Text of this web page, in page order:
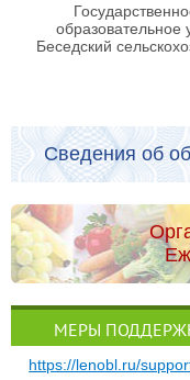
образовательное
Беседский
Сведения об
МЕРЫ
https://lenobl.ru/